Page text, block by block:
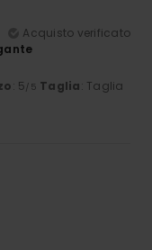
Acquisto verificato
: 5/5 Taglia: Taglia